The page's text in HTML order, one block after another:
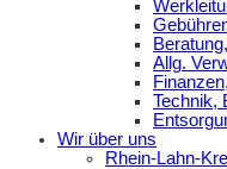
Allg.
Technik,
Wir über uns
Rhein-Lahn-